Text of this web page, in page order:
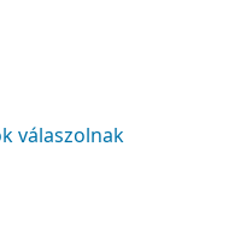
válaszolnak